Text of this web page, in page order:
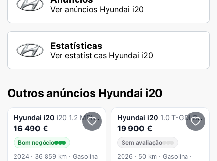
Ver anúncios Hyundai i20
Estatísticas
Ver estatísticas Hyundai i20
Outros anúncios Hyundai i20
Hyundai i20 i20 1.2 MPi Comfort
16 490 €
Bom negócio
2024 · 36 859 km · Gasolina
Hyundai i20 1.0 T-GDi Comfort MY26
19 900 €
Sem avaliação
2026 · 50 km · Gasolina ·